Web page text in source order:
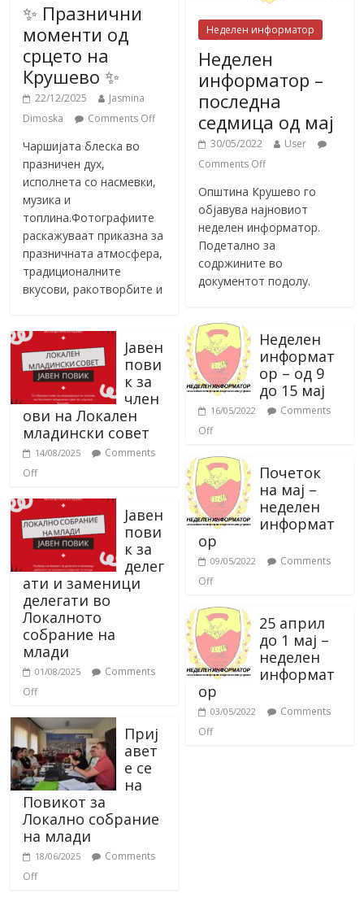
✨ Празнични
моменти од
срцето на
Крушево ✨
22/12/2025
Jasmina
Dimoska
Comments Off
Чаршијата блеска во
празничен дух,
исполнета со насмевки,
музика и
топлина.Фотографиите
раскажуваат приказна за
празничната атмосфера,
традиционалните
вкусови, ракотворбите и
Јавен
пови
к за
член
ови на Локален
младински совет
14/08/2025
Comments
Off
Јавен
пови
к за
делег
ати и заменици
делегати во
Локалното
собрание на
млади
01/08/2025
Comments
Off
Приј
авет
е се
на
Повикот за
Локално собрание
на млади
18/06/2025
Comments
Off
Неделен информатор
Неделен
информатор –
последна
седмица од мај
30/05/2022
User
Comments Off
Општина Крушево го
објавува најновиот
неделен информатор.
Подетално за
содржините во
документот подолу.
Неделен
информат
ор – од 9
до 15 мај
16/05/2022
Comments
Off
Почеток
на мај –
неделен
информат
ор
09/05/2022
Comments
Off
25 април
до 1 мај –
неделен
информат
ор
03/05/2022
Comments
Off